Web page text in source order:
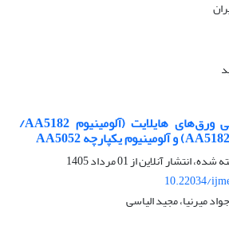
ارزیابی خواص مکانیکی ورق‌های هایلایت (آلومینیوم AA5182/
شده، انتشار آنلاین از01 مرداد 1405
10.22034/
میرنیا، مجید الیاسی